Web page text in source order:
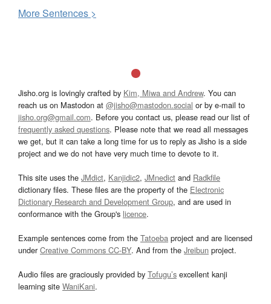
MoreSentences >
Jisho.org is lovingly crafted by Kim, Miwa and Andrew. You can
reach us on Mastodon at @jisho@mastodon.social or by e-mail to
jisho.org@gmail.com. Before you contact us, please read our list of
frequently asked questions. Please note that we read all messages
we get, but it can take a long time for us to reply as Jisho is a side
project and we do not have very much time to devote to it.
This site uses the JMdict, Kanjidic2, JMnedict and Radkfile
dictionary files. These files are the property of the Electronic
Dictionary Research and Development Group, and are used in
conformance with the Group's licence.
Example sentences come from the Tatoeba project and are licensed
underCreative Commons CC-BY. And from the Jreibun project.
Audio files are graciously provided by Tofugu’s excellent kanji
learning site WaniKani.